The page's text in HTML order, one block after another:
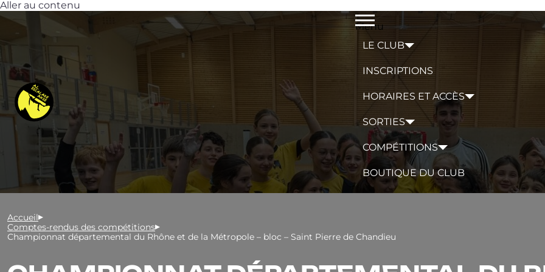
Aller au contenu
Menu
LE CLUB
INSCRIPTIONS
HORAIRES ET ACCÈS
SORTIES
COMPÉTITIONS
BOUTIQUE DU CLUB
Accueil
Comptes-rendus des compétitions
Championnat départemental du Rhône et de la Métropole – bloc – Saint Pierre de Chandieu